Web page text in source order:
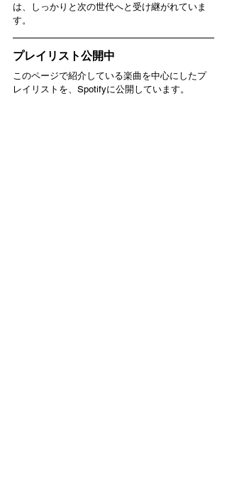
は、しっかりと次の世代へと受け継がれていま
す。
プレイリスト公開中
このページで紹介している楽曲を中心にしたプ
レイリストを、Spotifyに公開しています。